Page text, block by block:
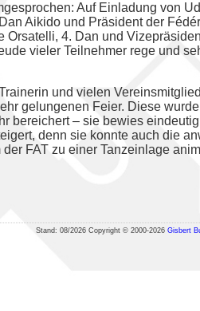
Auf Einladung von
Aikido und Präsident der
4. Dan und
vieler Teilnehmer rege und
und vielen
gelungenen Feier. Diese
bereichert – sie bewies
denn sie konnte auch die
FAT zu einer Tanzeinlage
Stand: 08/2026 Copyright © 2000-2026Gisbert